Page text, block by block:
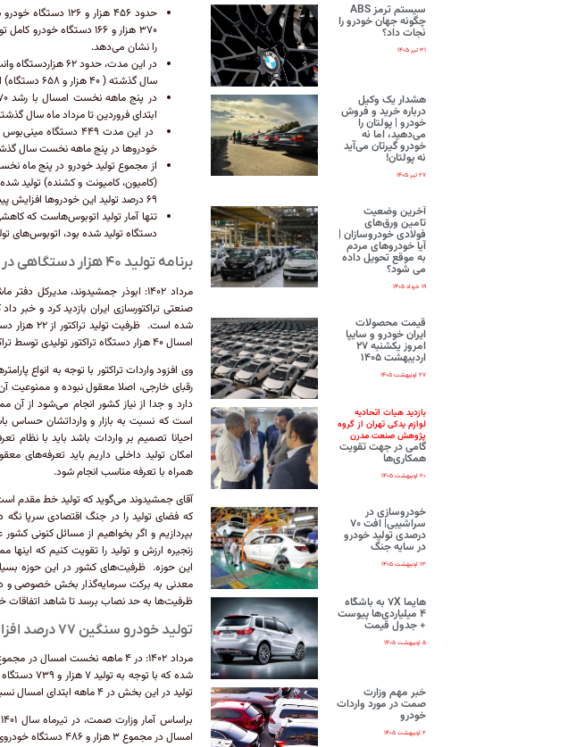
سیستم ترمز ABS
چگونه جهان خودرو را
نجات داد؟
۳۱ تیر ۱۴۰۵
هشدار یک وکیل
درباره خرید و فروش
خودرو | پولتان را
می‌دهید، اما نه
خودرو گیرتان می‌آید
نه پولتان!
۲۷ تیر ۱۴۰۵
آخرین وضعیت
تامین ورق‌های
فولادی خودروسازان |
آیا خودروهای مردم
به موقع تحویل داده
می شود؟
۱۹ خرداد ۱۴۰۵
قیمت محصولات
ایران‌ خودرو و سایپا
امروز یکشنبه ۲۷
اردیبهشت ۱۴۰۵
۲۷ اردیبهشت ۱۴۰۵
بازدید هیات اتحادیه
لوازم یدکی تهران از گروه
پژوهش صنعت مدرن
گامی در جهت تقویت
همکاری‌ها
۲۰ اردیبهشت ۱۴۰۵
خودروسازی در
سراشیبی| افت ۷۰
درصدی تولید خودرو
در سایه جنگ
۱۳ اردیبهشت ۱۴۰۵
هایما ۷X به باشگاه
۴ میلیاردی‌ها پیوست
+ جدول قیمت
۵ اردیبهشت ۱۴۰۵
خبر مهم وزارت
صمت در مورد واردات
خودرو
۲ اردیبهشت ۱۴۰۵
حدود ۴۵۶ هزار و
را نشان می‌دهد.
در این مدت، حدود
سال گذشته ( ۴۰ هزار و ۶۵۸ دستگاه) از رشد ۵۲ درصدی برخوردار شده است.
ابتدای فروردین تا مرداد ماه سال گذشته ۸۰۶ دستگاه ون در کشور تولید
خودروها در پنج ماهه نخست سال گذشته معادل
۶۹ درصد تولید این خودروها افزایش پیدا کرده است.
دستگاه تولید شده بود، اتوبوس‌های تولیدی به ۳۳۱ دستگاه رسیده است که
برنامه تولید ۴۰ هزار دستگاهی در بخش تراکتور
مرداد ۱۴۰۲: ابوذر جمشیدوند،
امسال ۴۰ هزار دستگاه تراکتور تولیدی توسط تراکتورسازان کشور وارد بازار می‌شود.
وی افزود واردات تراکتور با توجه به انواع
رقبای خارجی، اصلا معقول نبوده و
دارد و جدا از نیاز کشور انجام می‌شود از
است که نسبت به بازار و وارداتشان حساس
احیانا تصمیم بر واردات باشد باید با
امکان تولید داخلی داریم باید تعرفه‌های
همراه با تعرفه مناسب انجام شود.
آقای جمشیدوند می‌گوید که تولید خط مقدم
که فضای تولید را در جنگ اقتصادی سرپا نگه
بپردازیم و اگر بخواهیم از مسائل کنونی کشور
زنجیره ارزش و تولید را تقویت کنیم که
این حوزه. ظرفیت‌های کشور در این حوزه
معدنی به برکت سرمایه‌گذار بخش خصوصی و
ظرفیت‌ها به حد نصاب برسد تا شاهد اتفاقات
تولید خودرو سنگین ۷۷ درصد افزایش یافت
تولید در این بخش در ۴ ماهه ابتدای امسال نسبت به مدت مشابه سال گذشته ۷۷ درصد بوده است.
امسال در مجموع ۳ هزار و ۴۸۶ دستگاه خودروی سنگین تولید شده است.